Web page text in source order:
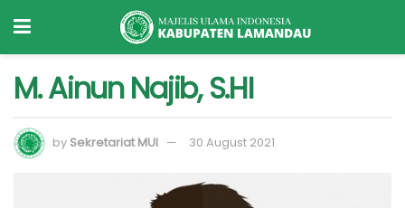
M. Ainun Najib, S.HI
by Sekretariat MUI 30 August 2021